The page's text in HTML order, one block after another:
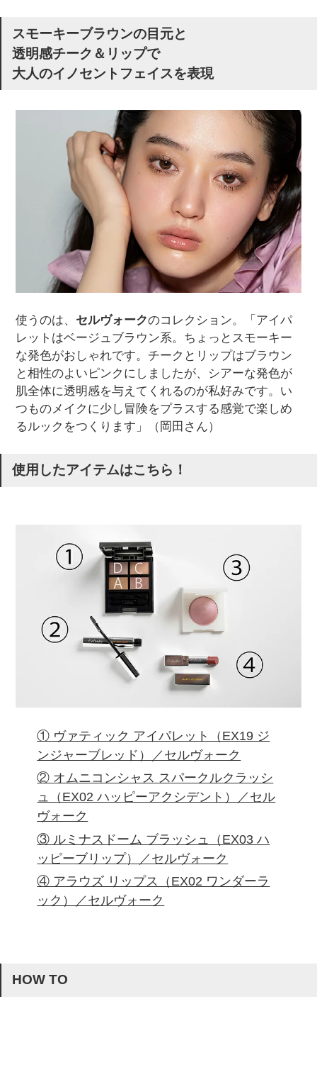
スモーキーブラウンの目元と
透明感チーク＆リップで
大人のイノセントフェイスを表現
使うのは、 セルヴォークのコレクション。「アイパ
レットはベージュブラウン系。ちょっとスモーキー
な発色がおしゃれです。チークとリップはブラウン
と相性のよいピンクにしましたが、シアーな発色が
肌全体に透明感を与えてくれるのが私好みです。い
つものメイクに少し冒険をプラスする感覚で楽しめ
るルックをつくります」（岡田さん）
使用したアイテムはこちら！
① ヴァティック アイパレット（EX19 ジ
ンジャーブレッド）／セルヴォーク
② オムニコンシャス スパークルクラッシ
ュ（EX02 ハッピーアクシデント）／セル
ヴォーク
③ ルミナスドーム ブラッシュ（EX03 ハ
ッピーブリップ）／セルヴォーク
④ アラウズ リップス（EX02 ワンダーラ
ック）／セルヴォーク
HOW TO